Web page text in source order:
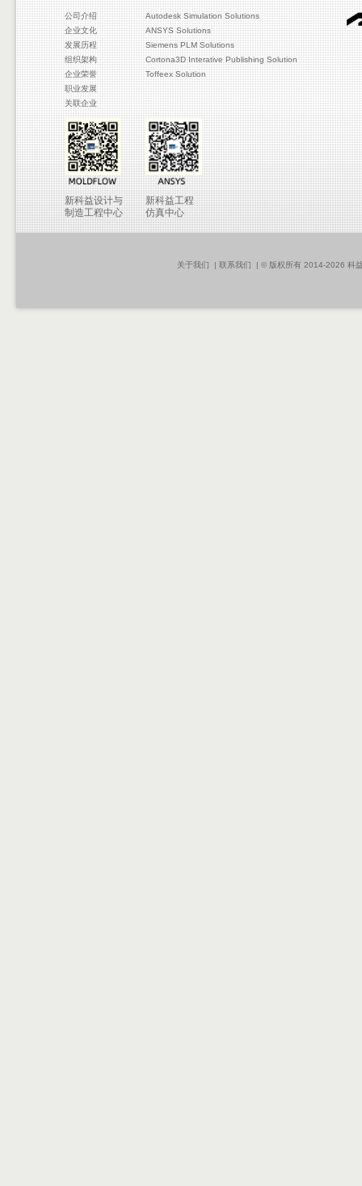
公司介绍
企业文化
发展历程
组织架构
企业荣誉
职业发展
关联企业
新科益设计与
制造工程中心
Autodesk Simulation Solutions
ANSYS Solutions
Siemens PLM Solutions
Cortona3D Interative Publishing Solution
Toffeex Solution
新科益工程
仿真中心
关于我们 | 联系我们 | © 版权所有 2014-2026 科